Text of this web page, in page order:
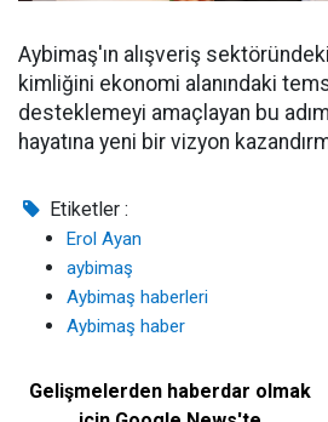
Aybimaş'ın alışveriş
kimliğini ekonomi alanındaki
desteklemeyi amaçlayan bu
hayatına yeni bir vizyon
Etiketler :
Erol Ayan
aybimaş
Aybimaş haberleri
Aybimaş haber
Gelişmelerden haberdar olmak